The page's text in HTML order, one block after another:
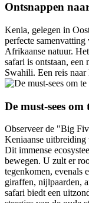
Ontsnappen
Kenia, gelegen in
perfecte
Afrikaanse natuur.
safari is ontstaan,
Swahili. Een reis
De must-sees
Observeer de "Big
Keniaanse uitbreiding
Dit immense
bewegen. U zult er
tegenkomen, evenals
giraffen, nijlpaarden,
safari biedt een